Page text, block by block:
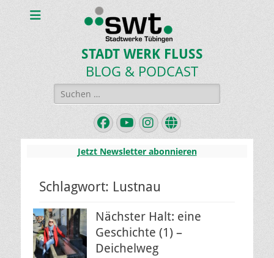
STADT WERK FLUSS
BLOG & PODCAST
Suchen
nach:
Facebook
YouTube
Instagram
Website
Jetzt Newsletter abonnieren
Schlagwort: Lustnau
Nächster Halt: eine
Geschichte (1) –
Deichelweg